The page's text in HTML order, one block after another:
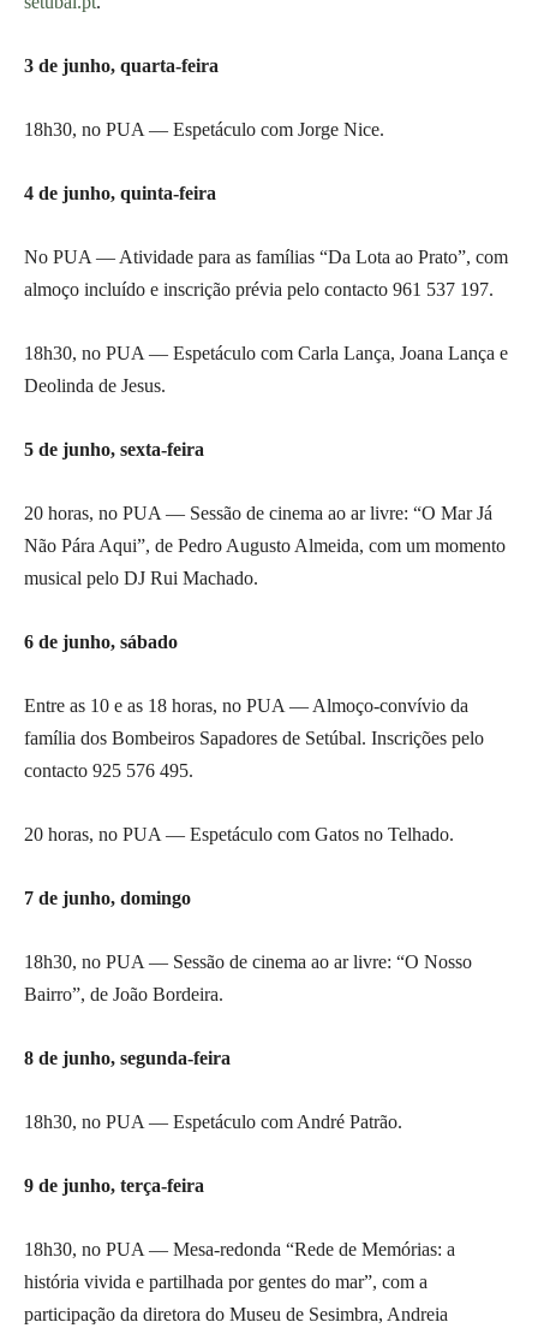
3 de junho, quarta-feira
18h30, no PUA — Espetáculo com Jorge Nice.
4 de junho, quinta-feira
No PUA — Atividade para as famílias “Da Lota ao Prato”, com
almoço incluído e inscrição prévia pelo contacto 961 537 197.
18h30, no PUA — Espetáculo com Carla Lança, Joana Lança e
Deolinda de Jesus.
5 de junho, sexta-feira
20 horas, no PUA — Sessão de cinema ao ar livre: “O Mar Já
Não Pára Aqui”, de Pedro Augusto Almeida, com um momento
musical pelo DJ Rui Machado.
6 de junho, sábado
Entre as 10 e as 18 horas, no PUA — Almoço-convívio da
família dos Bombeiros Sapadores de Setúbal. Inscrições pelo
contacto 925 576 495.
20 horas, no PUA — Espetáculo com Gatos no Telhado.
7 de junho, domingo
18h30, no PUA — Sessão de cinema ao ar livre: “O Nosso
Bairro”, de João Bordeira.
8 de junho, segunda-feira
18h30, no PUA — Espetáculo com André Patrão.
9 de junho, terça-feira
18h30, no PUA — Mesa-redonda “Rede de Memórias: a
história vivida e partilhada por gentes do mar”, com a
participação da diretora do Museu de Sesimbra, Andreia